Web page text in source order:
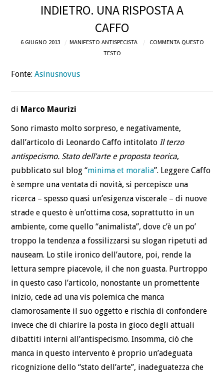
CHI
CONTATTI
INDIETRO. UNA RISPOSTA A
CAFFO
6 GIUGNO 2013 MANIFESTO ANTISPECISTA
COMMENTA QUESTO
TESTO
Fonte:Asinusnovus
di Marco Maurizi
Sono rimasto molto sorpreso, e negativamente,
dall’articolo di Leonardo Caffo intitolatoIl terzo
antispecismo. Stato dell’arte e proposta teorica,
pubblicato sul blog “minima et moralia”. Leggere Caffo
è sempre una ventata di novità, si percepisce una
ricerca – spesso quasi un’esigenza viscerale – di nuove
strade e questo è un’ottima cosa, soprattutto in un
ambiente, come quello “animalista”, dove c’è un po’
troppo la tendenza a fossilizzarsi su slogan ripetuti ad
nauseam. Lo stile ironico dell’autore, poi, rende la
lettura sempre piacevole, il che non guasta. Purtroppo
in questo caso l’articolo, nonostante un promettente
inizio, cede ad una vis polemica che manca
clamorosamente il suo oggetto e rischia di confondere
invece che di chiarire la posta in gioco degli attuali
dibattiti interni all’antispecismo. Insomma, ciò che
manca in questo intervento è proprio un’adeguata
ricognizione dello “stato dell’arte”, inadeguatezza che